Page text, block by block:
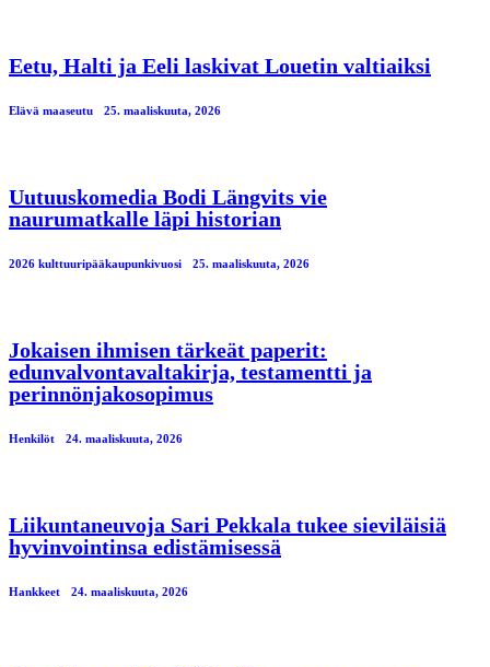
Eetu, Halti ja Eeli laskivat Louetin valtiaiksi
Elävä maaseutu 25. maaliskuuta, 2026
Uutuuskomedia Bodi Längvits vie
naurumatkalle läpi historian
2026 kulttuuripääkaupunkivuosi 25. maaliskuuta, 2026
Jokaisen ihmisen tärkeät paperit:
edunvalvontavaltakirja, testamentti ja
perinnönjakosopimus
Henkilöt 24. maaliskuuta, 2026
Liikuntaneuvoja Sari Pekkala tukee sieviläisiä
hyvinvointinsa edistämisessä
Hankkeet 24. maaliskuuta, 2026